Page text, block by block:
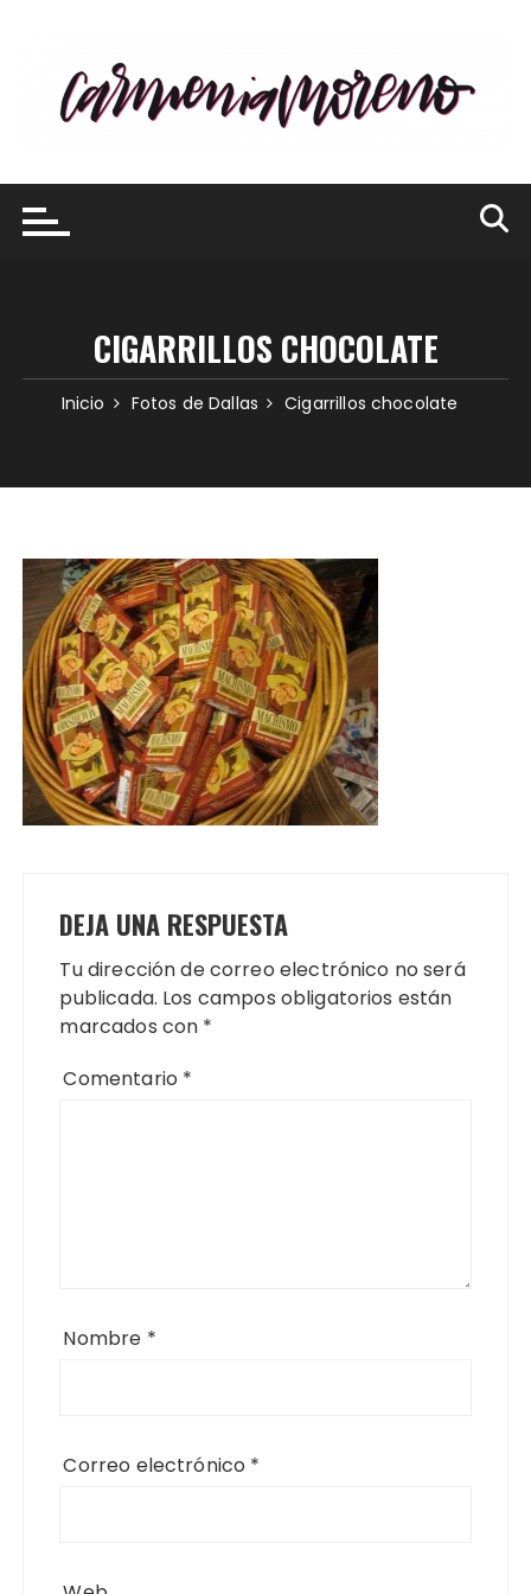
contenido
CIGARRILLOS CHOCOLATE
Inicio Fotos de Dallas Cigarrillos chocolate
DEJA UNA RESPUESTA
Tu dirección de correo electrónico no será
publicada. Los campos obligatorios están
marcados con *
Comentario *
Nombre *
Correo electrónico *